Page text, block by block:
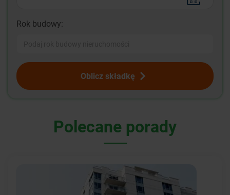
Rok budowy:
Oblicz składkę
Polecane porady